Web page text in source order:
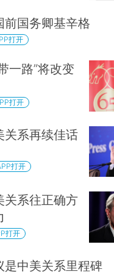
前国务卿基辛格
打开
一路”将改变
打开
关系再续佳话
打开
关系往正确方
打开
是中美关系里程碑